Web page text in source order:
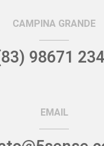
CAMPINA GRANDE
98671
EMAIL